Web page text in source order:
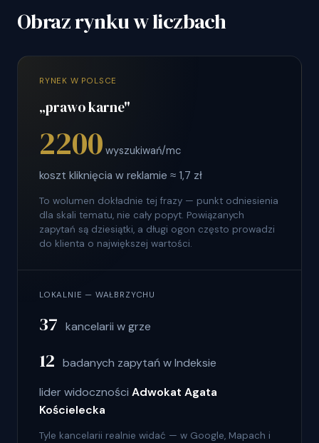
Obraz rynku w liczbach
RYNEK W POLSCE
„prawo karne"
2200 wyszukiwań/mc
koszt kliknięcia w reklamie ≈ 1,7 zł
To wolumen dokładnie tej frazy — punkt odniesienia
dla skali tematu, nie cały popyt. Powiązanych
zapytań są dziesiątki, a długi ogon często prowadzi
do klienta o największej wartości.
LOKALNIE — WAŁBRZYCHU
37 kancelarii w grze
12 badanych zapytań w Indeksie
lider widoczności Adwokat Agata
Kościelecka
Tyle kancelarii realnie widać — w Google, Mapach i